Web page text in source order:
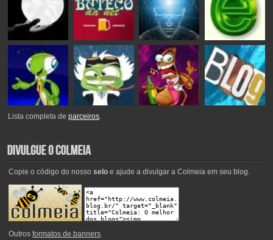
Lista completa deparceiros.
Copie o código do nosso seloe ajude a divulgar a Colmeia em seu blog.
Outros formatos de banners.